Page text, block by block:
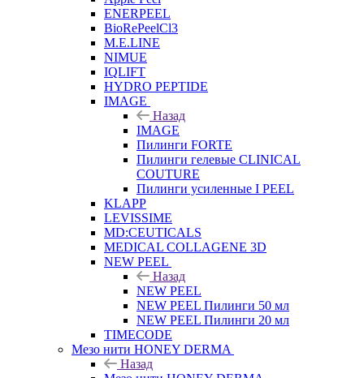
ENERPEEL
BioRePeelCl3
M.E.LINE
NIMUE
IQLIFT
HYDRO PEPTIDE
IMAGE
Назад
IMAGE
Пилинги FORTE
Пилинги гелевые CLINICAL
COUTURE
Пилинги усиленные I PEEL
KLAPP
LEVISSIME
MD:CEUTICALS
MEDICAL COLLAGENE 3D
NEW PEEL
Назад
NEW PEEL
NEW PEEL Пилинги 50 мл
NEW PEEL Пилинги 20 мл
TIMECODE
Мезо нити HONEY DERMA
Назад